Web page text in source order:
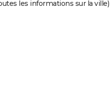
les informations sur la ville)